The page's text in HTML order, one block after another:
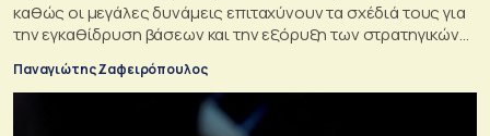
καθώς οι μεγάλες δυνάμεις επιταχύνουν τα σχέδιά τους για
την εγκαθίδρυση βάσεων και την εξόρυξη των στρατηγικών
Παναγιώτης Ζαφειρόπουλος